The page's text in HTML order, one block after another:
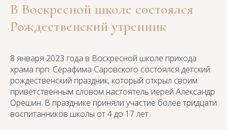
В Воскресной школе состоялся
Рождественский утренник
8 января 2023 года в Воскресной школе прихода
храма прп. Серафима Саровского состоялся детский
рождественский праздник, который открыл своим
приветственным словом настоятель иерей Александр
Орешин. В празднике приняли участие более тридцати
воспитанников школы от 4 до 17 лет.